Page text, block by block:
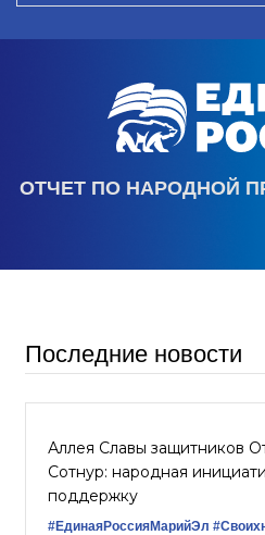
ОТЧЕТ ПО НАРОДНОЙ
Последние новости
Аллея Славы защитников
Сотнур: народная
поддержку
#ЕдинаяРоссияМарийЭл